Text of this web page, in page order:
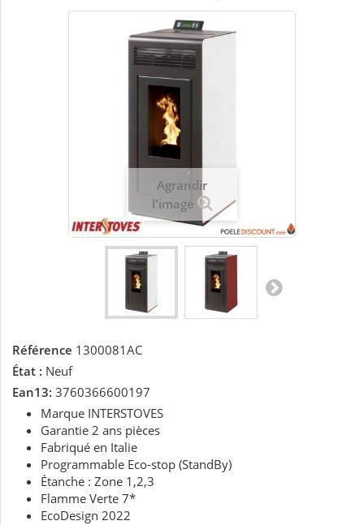
Agrandir
l'image
Référence 1300081AC
État : Neuf
Ean13: 3760366600197
Marque INTERSTOVES
Garantie 2 ans pièces
Fabriqué en Italie
Programmable Eco-stop (StandBy)
Étanche : Zone 1,2,3
Flamme Verte 7*
EcoDesign 2022